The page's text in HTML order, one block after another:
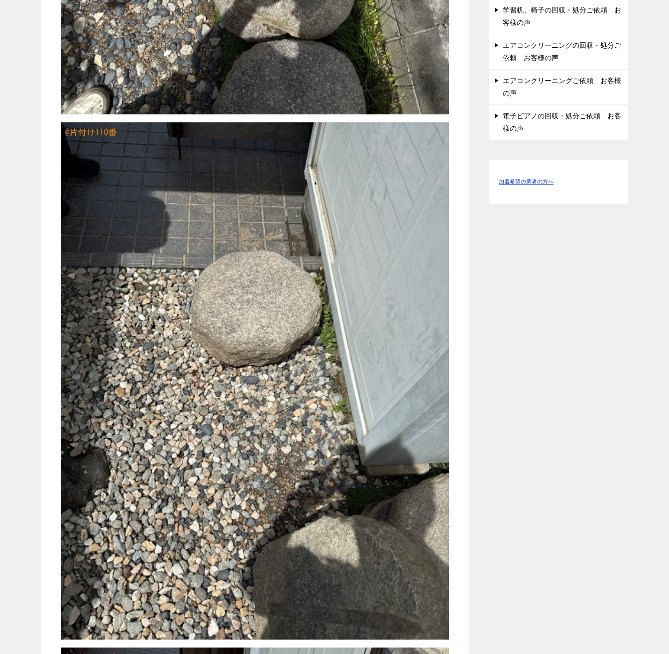
学習机、椅子の回収・処分ご依頼 お
客様の声
エアコンクリーニングの回収・処分ご
依頼 お客様の声
エアコンクリーニングご依頼 お客様
の声
電子ピアノの回収・処分ご依頼 お客
様の声
加盟希望の業者の方へ